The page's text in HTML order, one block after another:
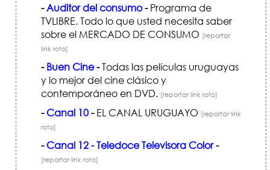
-Auditor del consumo-Programa de
TVLIBRE. Todo lo que usted necesita saber
sobre el MERCADO DE CONSUMO [reportar
link roto]
- Buen Cine-Todas las películas uruguayas
y lo mejor del cine clásico y
contemporáneo en DVD. [reportar link roto]
-Canal 10-EL CANAL URUGUAYO [reportar link
roto]
-Canal 12 - Teledoce Televisora Color-
[reportar link roto]